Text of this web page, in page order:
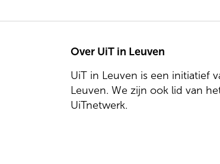
Over UiT in Leuven
UiT in Leuven is een initiatief
Leuven. We zijn ook lid van
UiTnetwerk.